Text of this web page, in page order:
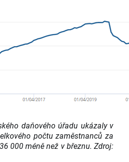
daňového úřadu ukázaly v
počtu zaměstnanců za
000 méně než v březnu. Zdroj: